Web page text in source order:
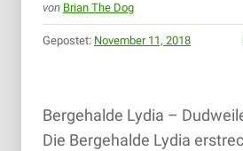
von Brian The Dog
Gepostet: November 11, 2018
Bergehalde Lydia –
Die Bergehalde Lydia